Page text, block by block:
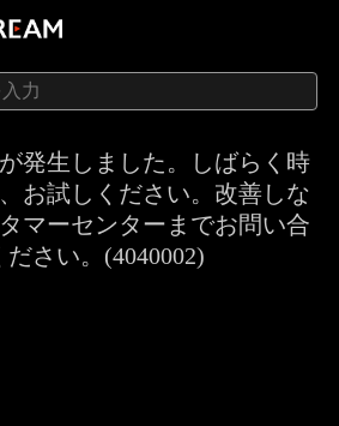
発生しました。しばらく時
お試しください。改善しな
マーセンターまでお問い合
ださい。(4040002)